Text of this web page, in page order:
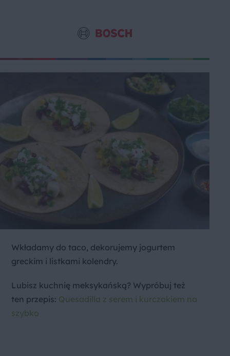
Wkładamy do taco, dekorujemy jogurtem
greckim i listkami kolendry.
Lubisz kuchnię meksykańską? Wypróbuj też
ten przepis: Quesadilla z serem i kurczakiem na
szybko